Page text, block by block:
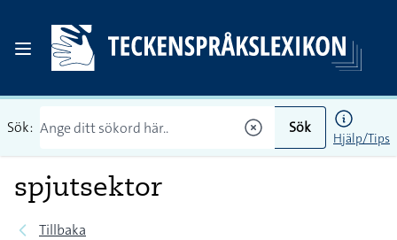
Sök: Sök
Hjälp/Tips
spjutsektor
Tillbaka